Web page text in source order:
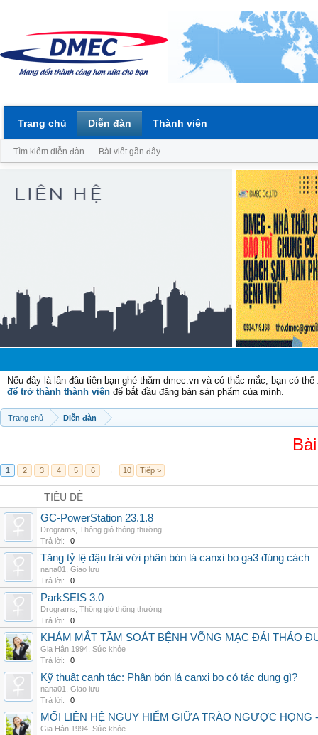
Nếu đây là lần đầu tiên bạn ghé thăm dmec.vn và có thắc mắc, bạn có
để trở thành thành viên để bắt đầu đăng bán sản phẩm của mình.
Trang chủ Diễn đàn
1 2 3 4 5 6 → 10 Tiếp >
TIÊU ĐỀ
GC-PowerStation 23.1.8
Drograms Thông gió thông thường
Trả lời:
0
Tăng tỷ lệ đậu trái với phân bón lá canxi bo ga3 đúng cách
nana01
Giao lưu
Trả lời:
0
ParkSEIS 3.0
Drograms Thông gió thông thường
Trả lời:
0
KHÁM MẮT TẦM SOÁT BỆNH VÕNG MẠC ĐÁI THÁO
Gia Hân 1994 Sức khỏe
Trả lời:
0
Kỹ thuật canh tác: Phân bón lá canxi bo có tác dụng gì?
nana01
Giao lưu
Trả lời:
0
MỐI LIÊN HỆ NGUY HIỂM GIỮA TRÀO NGƯỢC
Gia Hân 1994 Sức khỏe
Trang chủ Diễn đàn
Tìm kiếm diễn đàn Bài viết gần đây
Thành viên